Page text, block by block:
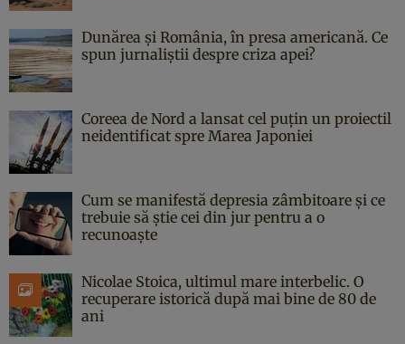
Dunărea și România, în presa americană. Ce
spun jurnaliștii despre criza apei?
Coreea de Nord a lansat cel puțin un proiectil
neidentificat spre Marea Japoniei
Cum se manifestă depresia zâmbitoare și ce
trebuie să știe cei din jur pentru a o
recunoaște
Nicolae Stoica, ultimul mare interbelic. O
recuperare istorică după mai bine de 80 de
ani